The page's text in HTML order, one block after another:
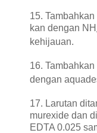
15.
kan dengan NH
kehijauan.
16. Tambahkan
dengan
17. Larutan
murexide dan
EDTA 0.025